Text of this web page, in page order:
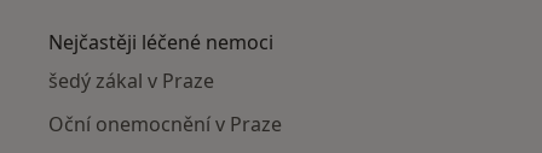
Nejčastěji léčené nemoci
šedý zákal v Praze
Oční onemocnění v Praze